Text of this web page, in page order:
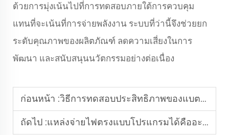
ด้วยการมุ่งเน้นไปที่การทดสอบภายใต้การควบคุม
แทนที่จะเน้นที่การจ่ายพลังงาน ระบบที่ว่านี้จึงช่วยยก
ระดับคุณภาพของผลิตภัณฑ์ ลดความเสี่ยงในการ
พัฒนา และสนับสนุนนวัตกรรมอย่างต่อเนื่อง
ก่อนหน้า :วิธีการทดสอบประสิทธิภาพของแบตเตอรี่
ถัดไป :แหล่งจ่ายไฟตรงแบบโปรแกรมได้คืออะไร?